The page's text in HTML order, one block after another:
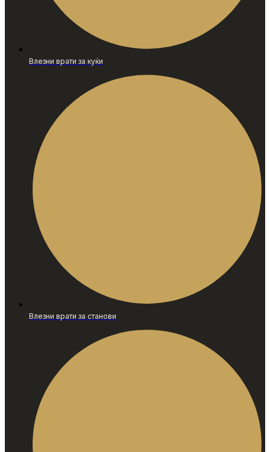
Влезни врати за куќи
Влезни врати за станови